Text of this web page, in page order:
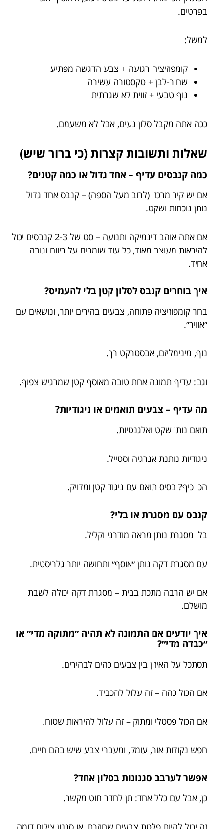
בפרטים.
למשל:
קומפוזיציה רגועה + צבע הדגשה מפתיע
שחור-לבן + טקסטורה עשירה
נוף טבעי + זווית לא שגרתית
ככה אתה מקבל סלון נעים, אבל לא משעמם.
שאלות ותשובות קצרות (כי ברור שיש)
כמה קנבסים עדיף – אחד גדול או כמה קטנים?
אם יש קיר מרכזי (לרוב מעל הספה) – קנבס אחד גדול
נותן נוכחות ושקט.
אם אתה אוהב דינמיקה ותנועה – סט של 2-3 קנבסים יכול
להיראות מעוצב מאוד, כל עוד שומרים על ריווח וגובה
אחיד.
איך בוחרים קנבס לסלון קטן בלי להעמיס?
בחר קומפוזיציה פתוחה, צבעים בהירים יותר, ונושאים עם
״אוויר״.
נוף, מינימליזם, אבסטרקט רך.
וגם: עדיף תמונה אחת טובה מאוסף קטן שמרגיש צפוף.
מה עדיף – צבעים תואמים או ניגודיות?
תואם נותן שקט ואלגנטיות.
ניגודיות נותנת אנרגיה וסטייל.
הכי כיף? בסיס תואם עם ניגוד קטן ומדויק.
קנבס עם מסגרת או בלי?
בלי מסגרת נותן מראה מודרני וקליל.
עם מסגרת דקה נותן ״אוסף״ ותחושה יותר גלריסטית.
אם יש הרבה מתכת בבית – מסגרת דקה יכולה לשבת
מושלם.
איך יודעים אם התמונה לא תהיה ״מתוקה מדי״ או
״כבדה מדי״?
תסתכל על האיזון בין צבעים כהים לבהירים.
אם הכול כהה – זה עלול להכביד.
אם הכול פסטלי ומתוק – זה עלול להיראות שטוח.
חפש נקודות אור, עומק, ומעברי צבע שיש בהם חיים.
אפשר לערבב סגנונות בסלון אחד?
כן, אבל עם כלל אחד: תן לחדר חוט מקשר.
זה יכול להיות פלטת צבעים שחוזרת, או סגנון צילום דומה,